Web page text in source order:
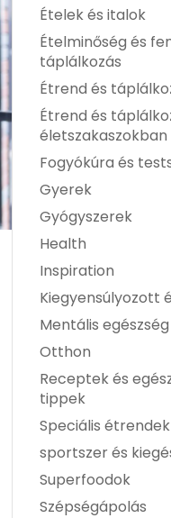
Ételek és italok
Ételminőség és
táplálkozás
Étrend és
Étrend és
életszakaszokban
Fogyókúra és
Gyerek
Gyógyszerek
Health
Inspiration
Kiegyensúlyozott
Mentális egészség
Otthon
Receptek és
tippek
Speciális étrendek
sportszer és
Superfoodok
Szépségápolás